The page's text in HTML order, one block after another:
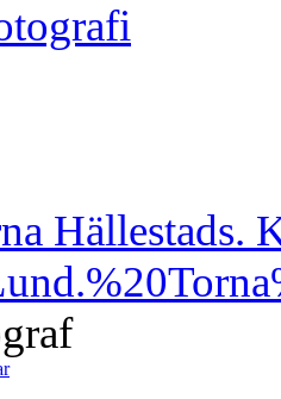
Hällestads.